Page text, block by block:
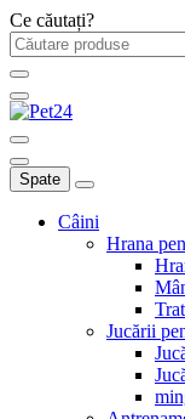
Ce căutați?
Spate
Câini
Hrana
Jucării